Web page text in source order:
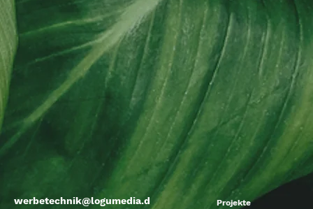
werbetechnik@logumedia.d
Projekte